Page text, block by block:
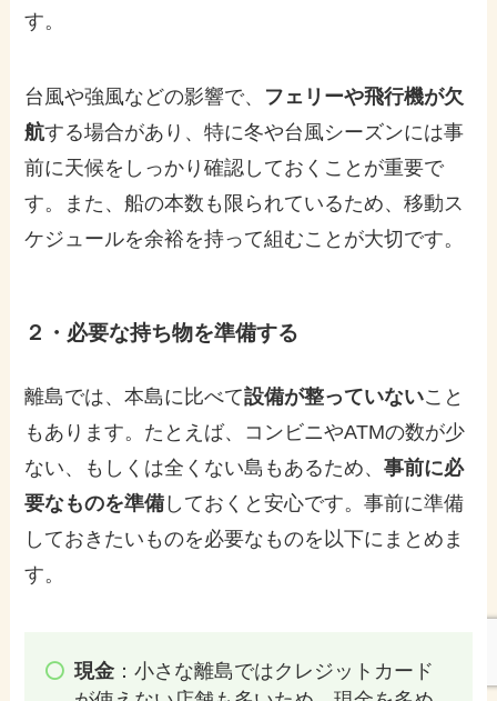
す。
台風や強風などの影響で、 フェリーや飛行機が欠
航する場合があり、特に冬や台風シーズンには事
前に天候をしっかり確認しておくことが重要で
す。また、船の本数も限られているため、移動ス
ケジュールを余裕を持って組むことが大切です。
２・ 必要な持ち物を準備する
離島では、本島に比べて設備が整っていないこと
もあります。たとえば、コンビニやATMの数が少
ない、もしくは全くない島もあるため、事前に必
要なものを準備 しておくと安心です。事前に準備
しておきたいものを必要なものを以下にまとめま
す。
現金 ：小さな離島ではクレジットカード